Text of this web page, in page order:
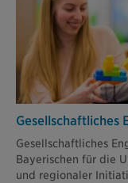
Gesellschaftliches
Gesellschaftliches
Bayerischen für die
und regionaler